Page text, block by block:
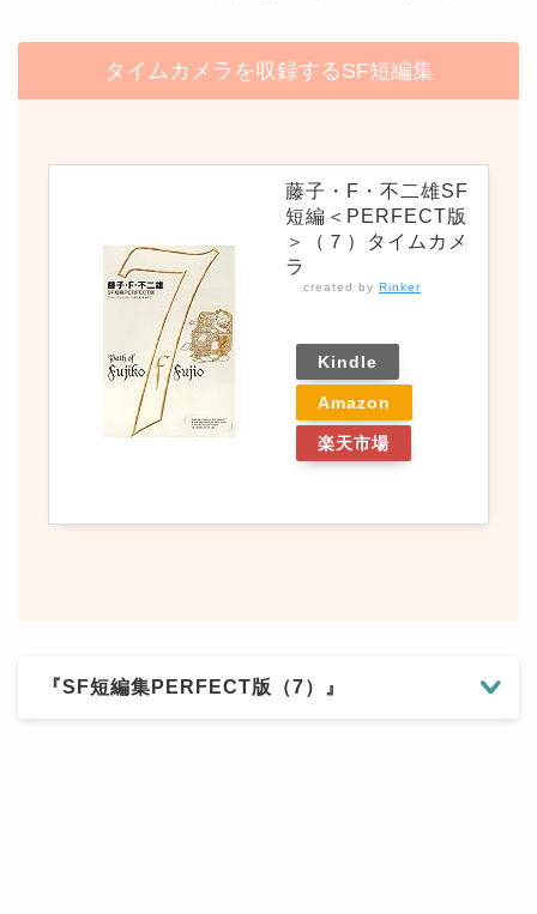
タイムカメラを収録するSF短編集
藤子・F・不二雄SF
短編＜PERFECT版
＞（７）タイムカメ
ラ
created by Rinker
Kindle
Amazon
楽天市場
『SF短編集PERFECT版（7）』